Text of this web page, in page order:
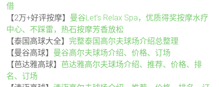
借
【2万+好评按摩】 曼谷Let’s Relax Spa，优质得奖按摩水疗
中心、不踩雷，热石按摩芳香放松
【泰国高球大全】 完整泰国高尔夫球场介绍总整理
【曼谷高球】 曼谷高尔夫球场介绍、价格、订场
【芭达雅高球】 芭达雅高尔夫球场介绍、推荐、价格、排
名、订场